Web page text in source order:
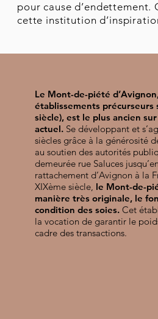
pour cause
cette institution
Le Mont-de-piété
établissements précurseurs
siècle), est le plus ancien
actuel. Se développant et
siècles grâce à la générosité
au soutien des autorités
demeurée rue Saluces
rattachement d’Avignon à la
XIXème siècle, le Mont-de-
manière très originale, le
condition des soies. Cet
la vocation de garantir le
cadre des transactions.